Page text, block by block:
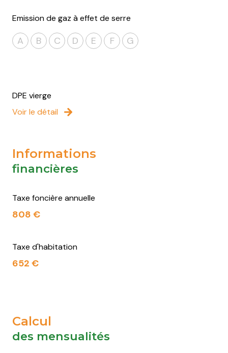
Emission de gaz à effet de serre
A B C D E F G
DPE vierge
Voir le détail
Informations
financières
Taxe foncière annuelle
808 €
Taxe d'habitation
652 €
Calcul
des mensualités